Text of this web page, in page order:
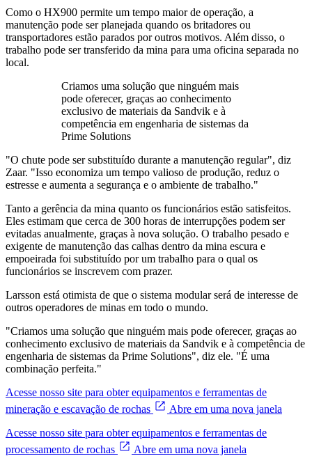
Como o HX900 permite um tempo maior de operação, a
manutenção pode ser planejada quando os britadores ou
transportadores estão parados por outros motivos. Além disso, o
trabalho pode ser transferido da mina para uma oficina separada no
local.
Criamos uma solução que ninguém mais
pode oferecer, graças ao conhecimento
exclusivo de materiais da Sandvik e à
competência em engenharia de sistemas da
Prime Solutions
"O chute pode ser substituído durante a manutenção regular", diz
Zaar. "Isso economiza um tempo valioso de produção, reduz o
estresse e aumenta a segurança e o ambiente de trabalho."
Tanto a gerência da mina quanto os funcionários estão satisfeitos.
Eles estimam que cerca de 300 horas de interrupções podem ser
evitadas anualmente, graças à nova solução. O trabalho pesado e
exigente de manutenção das calhas dentro da mina escura e
empoeirada foi substituído por um trabalho para o qual os
funcionários se inscrevem com prazer.
Larsson está otimista de que o sistema modular será de interesse de
outros operadores de minas em todo o mundo.
"Criamos uma solução que ninguém mais pode oferecer, graças ao
conhecimento exclusivo de materiais da Sandvik e à competência de
engenharia de sistemas da Prime Solutions", diz ele. "É uma
combinação perfeita."
Acesse nosso site para obter equipamentos e ferramentas de
mineração e escavação de rochas
Abre em uma nova janela
Acesse nosso site para obter equipamentos e ferramentas de
processamento de rochas
Abre em uma nova janela